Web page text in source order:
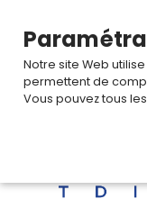
Notre site Web
permettent de
Vous pouvez tous